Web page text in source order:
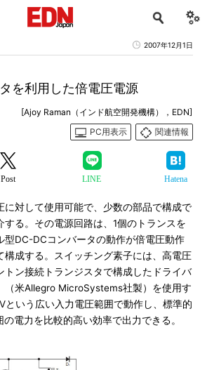
2007年12月1日
を利用した倍電圧電源
[Ajoy Raman（インド航空開発機構），EDN]
PC用表示
関連情報
Post LINE Hatena
対して使用可能で、少数の部品で構成で
する。その電源回路は、1個のトランスを
型DC-DCコンバータの動作が倍電圧動作
構成する。スイッチング素子には、高電圧
トン接続トランジスタで構成したドライバ
（米Allegro MicroSystems社製）を使用す
という広い入力電圧範囲で動作し、標準的
電力を比較的高い効率で出力できる。